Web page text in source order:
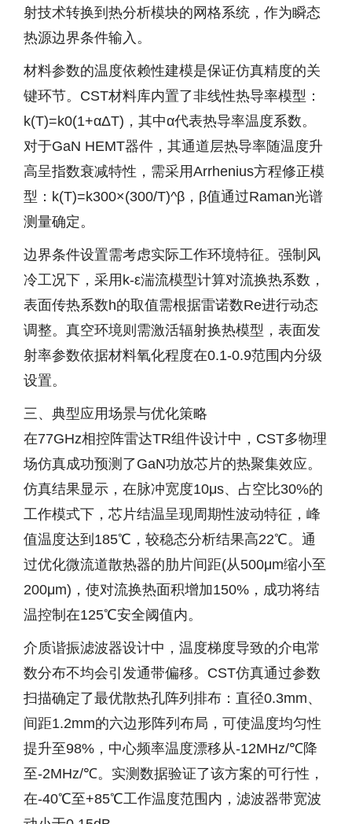
射技术转换到热分析模块的网格系统，作为瞬态
热源边界条件输入。
材料参数的温度依赖性建模是保证仿真精度的关
键环节。CST材料库内置了非线性热导率模型：
k(T)=k0(1+αΔT)，其中α代表热导率温度系数。
对于GaN HEMT器件，其通道层热导率随温度升
高呈指数衰减特性，需采用Arrhenius方程修正模
型：k(T)=k300×(300/T)^β，β值通过Raman光谱
测量确定。
边界条件设置需考虑实际工作环境特征。强制风
冷工况下，采用k-ε湍流模型计算对流换热系数，
表面传热系数h的取值需根据雷诺数Re进行动态
调整。真空环境则需激活辐射换热模型，表面发
射率参数依据材料氧化程度在0.1-0.9范围内分级
设置。
三、典型应用场景与优化策略
在77GHz相控阵雷达TR组件设计中，CST多物理
场仿真成功预测了GaN功放芯片的热聚集效应。
仿真结果显示，在脉冲宽度10μs、占空比30%的
工作模式下，芯片结温呈现周期性波动特征，峰
值温度达到185℃，较稳态分析结果高22℃。通
过优化微流道散热器的肋片间距(从500μm缩小至
200μm)，使对流换热面积增加150%，成功将结
温控制在125℃安全阈值内。
介质谐振滤波器设计中，温度梯度导致的介电常
数分布不均会引发通带偏移。CST仿真通过参数
扫描确定了最优散热孔阵列排布：直径0.3mm、
间距1.2mm的六边形阵列布局，可使温度均匀性
提升至98%，中心频率温度漂移从-12MHz/℃降
至-2MHz/℃。实测数据验证了该方案的可行性，
在-40℃至+85℃工作温度范围内，滤波器带宽波